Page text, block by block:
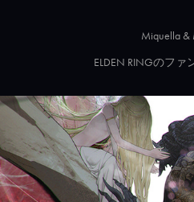
Miquella &
ELDEN RINGのファ